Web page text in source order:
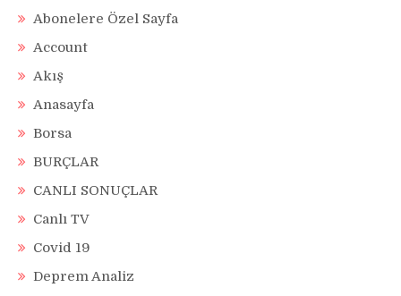
Abonelere Özel Sayfa
Account
Akış
Anasayfa
Borsa
BURÇLAR
CANLI SONUÇLAR
Canlı TV
Covid 19
Deprem Analiz